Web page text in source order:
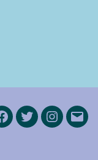
Facebook
Twitter